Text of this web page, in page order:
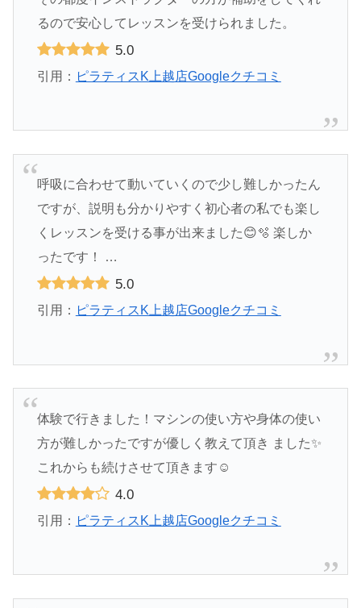
るので安心してレッスンを受けられました。
5.0
引用： ピラティスK上越店Googleクチコミ
呼吸に合わせて動いていくので少し難しかったん
ですが、説明も分かりやすく初心者の私でも楽し
くレッスンを受ける事が出来ました😊🫧 楽しか
ったです！ …
5.0
引用： ピラティスK上越店Googleクチコミ
体験で行きました！マシンの使い方や身体の使い
方が難しかったですが優しく教えて頂き ました✨️
これからも続けさせて頂きます☺️
4.0
引用： ピラティスK上越店Googleクチコミ